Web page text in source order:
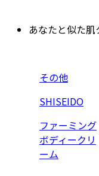
あなたと似た
その他
SHISEIDO
ファーミング
ボディークリ
ーム